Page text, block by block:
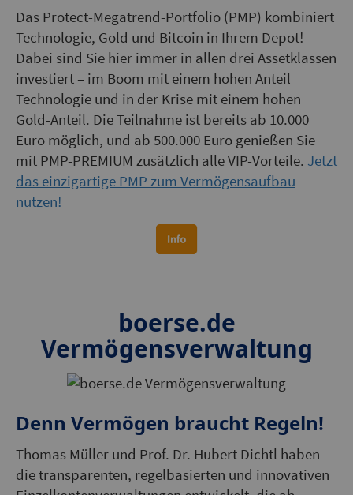
Das Protect-Megatrend-Portfolio (PMP) kombiniert
Technologie, Gold und Bitcoin in Ihrem Depot!
Dabei sind Sie hier immer in allen drei Assetklassen
investiert – im Boom mit einem hohen Anteil
Technologie und in der Krise mit einem hohen
Gold-Anteil. Die Teilnahme ist bereits ab 10.000
Euro möglich, und ab 500.000 Euro genießen Sie
mit PMP-PREMIUM zusätzlich alle VIP-Vorteile. Jetzt
das einzigartige PMP zum Vermögensaufbau
nutzen!
boerse.de
Vermögensverwaltung
Denn Vermögen braucht Regeln!
Thomas Müller und Prof. Dr. Hubert Dichtl haben
die transparenten, regelbasierten und innovativen